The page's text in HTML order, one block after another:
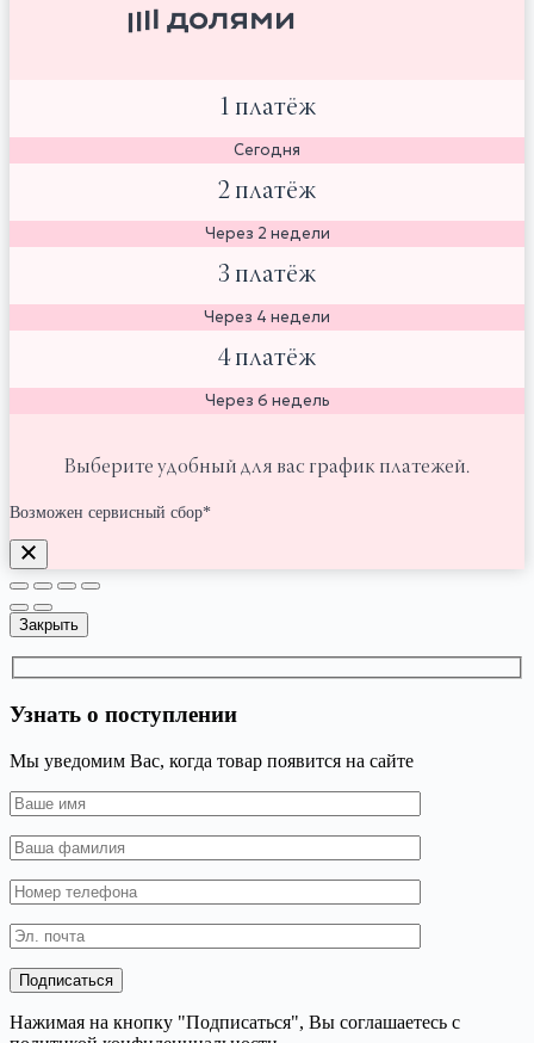
1 платёж
Сегодня
2 платёж
Через 2 недели
3 платёж
Через 4 недели
4 платёж
Через 6 недель
Выберите удобный для вас график платежей.
Возможен сервисный сбор*
Закрыть
Узнать о поступлении
Мы уведомим Вас, когда товар появится на сайте
Нажимая на кнопку "Подписаться", Вы соглашаетесь с